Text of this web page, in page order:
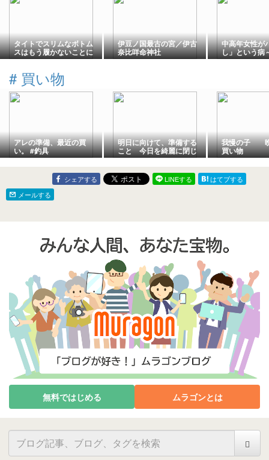
タイトでスリムなボトム
スはもう履かないことに
しました
伊豆ノ国最古の宮／伊古
奈比咩命神社
中高年女性が
し」という病
拝という宗教
# 買い物
アレの準備、最近の買
い。 #釣具
明日に向けて、準備する
こと 今日を綺麗に閉じ
ること
我慢の子
買い物
シェアする LINEする
はてブする
メールする
無料ではじめる ムラゴンとは